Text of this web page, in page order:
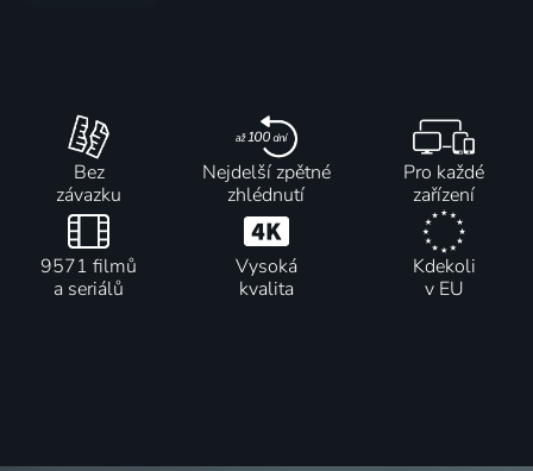
Bez
závazku
Nejdelší zpětné
zhlédnutí
Pro každé
zařízení
9571 filmů
a seriálů
Vysoká
kvalita
Kdekoli
v EU